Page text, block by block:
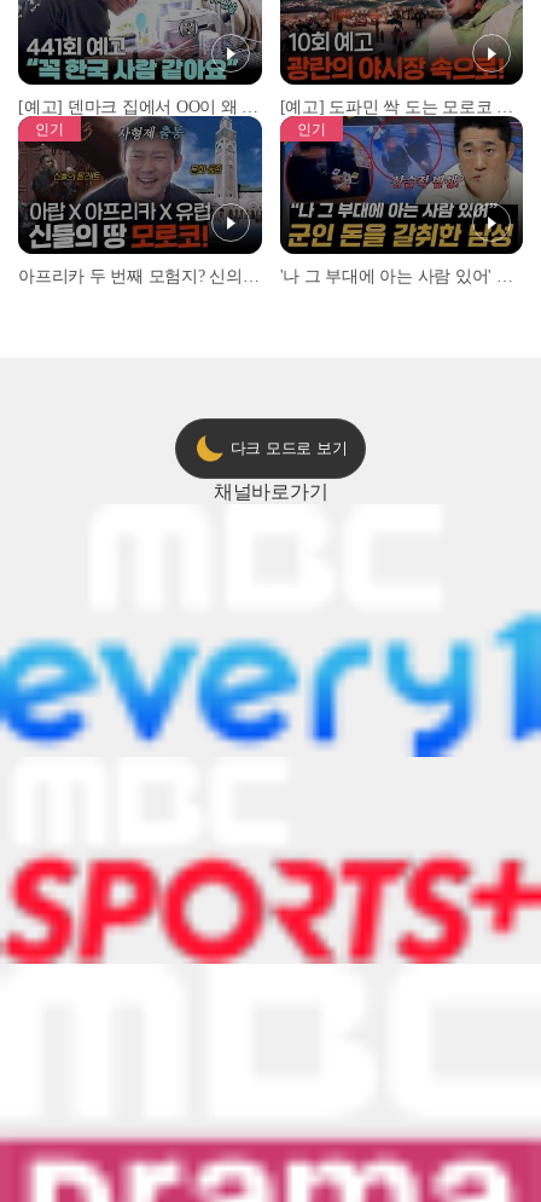
[예고] 덴마크 집에서 OO이 왜 나와...? 이상할 정도로 한국을 사랑하는 우리 형을 제보합니다! [예고] 도파민 싹 도는 모로코 야시장 투어!
인기 인기
다크 모드로 보기
채널바로가기